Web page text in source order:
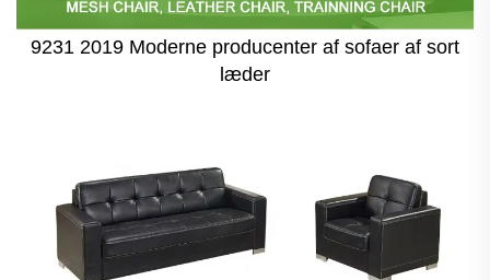
9231 2019 Moderne producenter af sofaer af sort
læder